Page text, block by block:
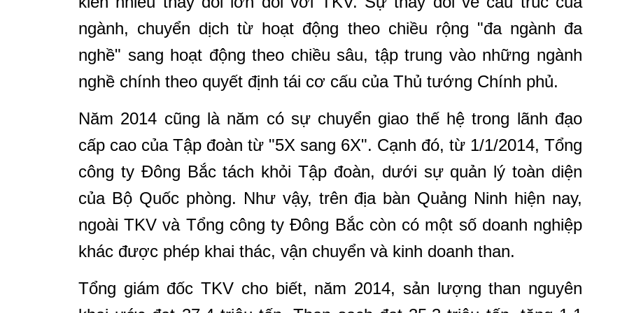
ngành, chuyển dịch từ hoạt động theo chiều rộng "đa ngành đa
nghề" sang hoạt động theo chiều sâu, tập trung vào những ngành
nghề chính theo quyết định tái cơ cấu của Thủ tướng Chính phủ.
Năm 2014 cũng là năm có sự chuyển giao thế hệ trong lãnh đạo
cấp cao của Tập đoàn từ "5X sang 6X". Cạnh đó, từ 1/1/2014, Tổng
công ty Đông Bắc tách khỏi Tập đoàn, dưới sự quản lý toàn diện
của Bộ Quốc phòng. Như vậy, trên địa bàn Quảng Ninh hiện nay,
ngoài TKV và Tổng công ty Đông Bắc còn có một số doanh nghiệp
khác được phép khai thác, vận chuyển và kinh doanh than.
Tổng giám đốc TKV cho biết, năm 2014, sản lượng than nguyên